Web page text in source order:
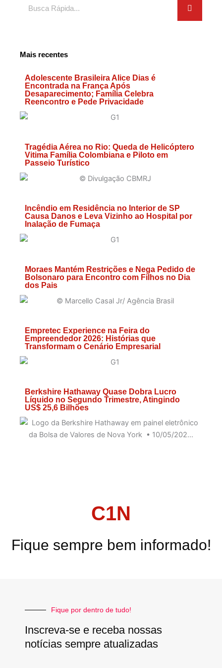
Mais recentes
Adolescente Brasileira Alice Dias é
Encontrada na França Após
Desaparecimento; Família Celebra
Reencontro e Pede Privacidade
Tragédia Aérea no Rio: Queda de Helicóptero
Vitima Família Colombiana e Piloto em
Passeio Turístico
Incêndio em Residência no Interior de SP
Causa Danos e Leva Vizinho ao Hospital por
Inalação de Fumaça
Moraes Mantém Restrições e Nega Pedido de
Bolsonaro para Encontro com Filhos no Dia
dos Pais
Empretec Experience na Feira do
Empreendedor 2026: Histórias que
Transformam o Cenário Empresarial
Berkshire Hathaway Quase Dobra Lucro
Líquido no Segundo Trimestre, Atingindo
US$ 25,6 Bilhões
C1N
Fique sempre bem informado!
Fique por dentro de tudo!
Inscreva-se e receba nossas
notícias sempre atualizadas